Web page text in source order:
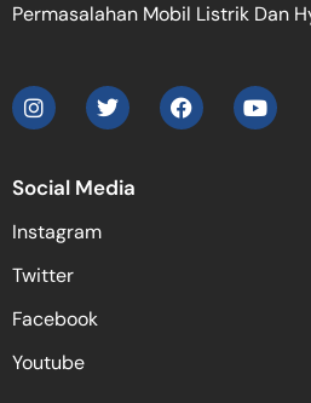
Permasalahan Mobil Listrik Dan
Social Media
Instagram
Twitter
Facebook
Youtube